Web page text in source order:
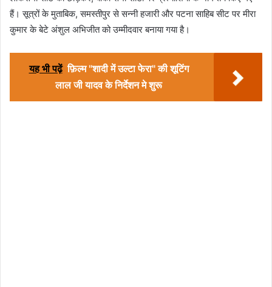
हैं। सूत्रों के मुताबिक, समस्तीपुर से सन्नी हजारी और पटना साहिब सीट पर मीरा
कुमार के बेटे अंशुल अभिजीत को उम्मीदवार बनाया गया है।
यह भी पढ़ें फ़िल्म "शादी में उल्टा फेरा" की शूटिंग
लाल जी यादव के निर्देशन मे शुरू